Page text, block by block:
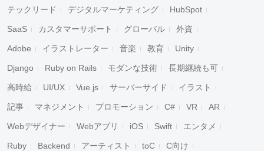
テックリード デジタルマーケティング HubSpot
SaaS カスタマーサポート グローバル 外資
Adobe イラストレーター 音楽 教育 Unity
Django Ruby on Rails モダンな技術 長期継続も可
高時給 UI/UX Vue.js サーバーサイド イラスト
記事 マネジメント プロモーション C# VR AR
Webデザイナー Webアプリ iOS Swift エンタメ
Ruby Backend アーティスト toC C向け